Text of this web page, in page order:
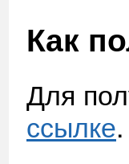
Как
Для
ссылке